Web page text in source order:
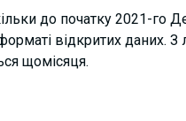
до початку 2021-го
відкритих даних. З
щомісяця.